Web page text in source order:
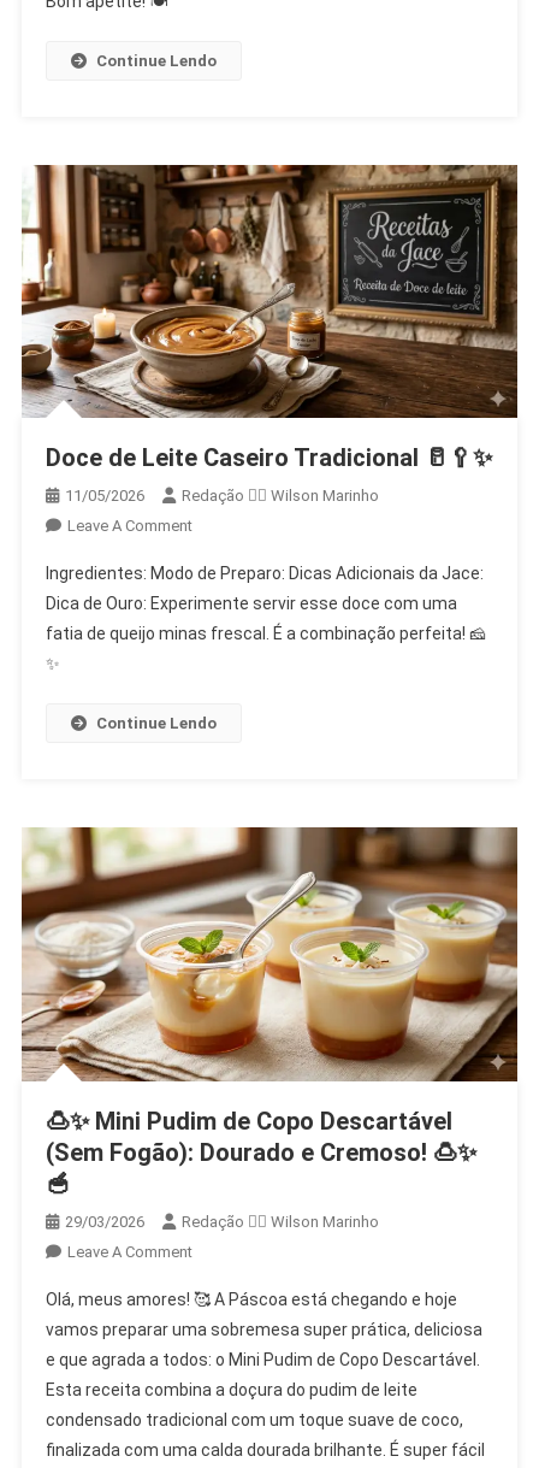
Continue Lendo
Doce de Leite Caseiro Tradicional 🥛🥄✨
11/05/2026
Redação 👨‍⚖️​ Wilson Marinho
Leave A CommentOn
De
Leite
Caseiro
🥄
Ingredientes: Modo de Preparo: Dicas Adicionais da Jace:
Dica de Ouro: Experimente servir esse doce com uma
fatia de queijo minas frescal. É a combinação perfeita! 🧀
✨
Continue Lendo
🍮✨ Mini Pudim de Copo Descartável
(Sem Fogão): Dourado e Cremoso! 🍮✨
🥣
29/03/2026
Redação 👨‍⚖️​ Wilson Marinho
Leave A CommentOn
✨
Mini
Pudim
De
Copo
Descartável
Olá, meus amores! 🥰 A Páscoa está chegando e hoje
vamos preparar uma sobremesa super prática, deliciosa
e que agrada a todos: o Mini Pudim de Copo Descartável.
Esta receita combina a doçura do pudim de leite
condensado tradicional com um toque suave de coco,
finalizada com uma calda dourada brilhante. É super fácil